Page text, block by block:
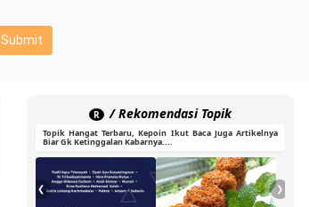
Submit
R / Rekomendasi Topik
Topik Hangat Terbaru, Kepoin Ikut Baca Juga Artikelnya
Biar Gk Ketinggalan Kabarnya....
❮ ❯